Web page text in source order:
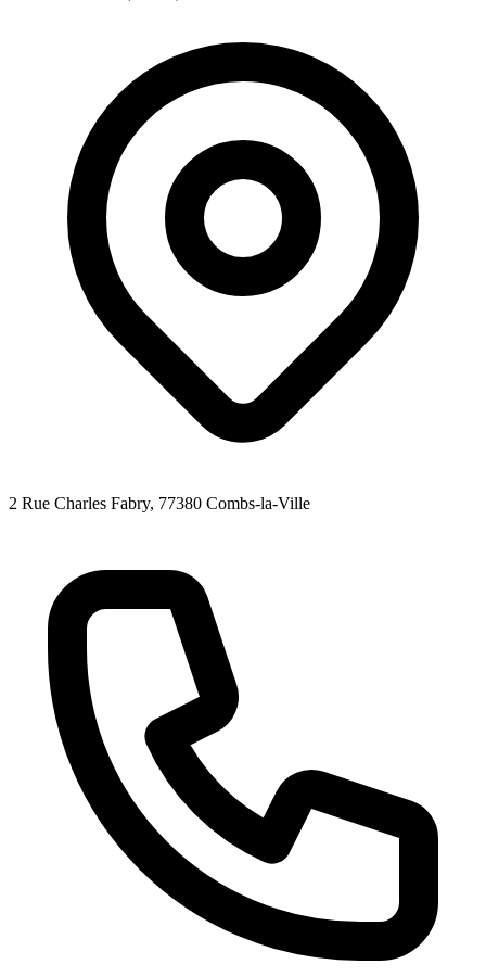
2 Rue Charles Fabry, 77380 Combs-la-Ville